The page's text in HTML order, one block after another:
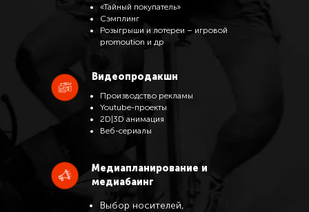
Видеопродакшн
Производство рекламы
Youtube-проекты
2D|3D анимация
Веб-сериалы
«Тайный покупатель»
Сэмплинг
Розыгрыши и лотереи – игровой
promoution и др
Медиапланирование и
медиабаинг
Выбор носителей,